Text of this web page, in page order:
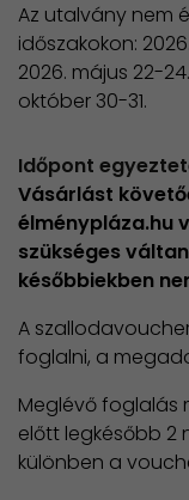
Az utalvány nem
időszakokon:
2026. május 22-
október 30-31.
Időpont
Vásárlást
élménypláza.hu
szükséges
későbbiekben
A
foglalni, a
Meglévő foglalás
előtt legkésőbb 2
különben a